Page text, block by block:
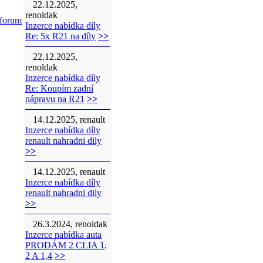
22.12.2025,
renoldak
Inzerce nabídka díly
Re: 5x R21 na díly >>
22.12.2025,
renoldak
Inzerce nabídka díly
Re: Koupím zadní
nápravu na R21 >>
14.12.2025, renault
Inzerce nabídka díly
renault nahradni dily
>>
14.12.2025, renault
Inzerce nabídka díly
renault nahradni dily
>>
26.3.2024, renoldak
Inzerce nabídka auta
PRODÁM 2 CLIA 1,
2 A 1,4 >>